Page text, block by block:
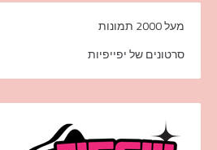
מעל 2000 תמונות
סרטונים של יפייפיות